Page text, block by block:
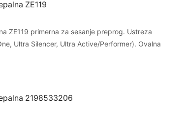
ZE119
ZE119 primerna za sesanje preprog. Ustreza
Ultra Silencer, Ultra Active/Performer). Ovalna
2198533206